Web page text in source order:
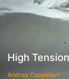
High
Andrea Cappellari